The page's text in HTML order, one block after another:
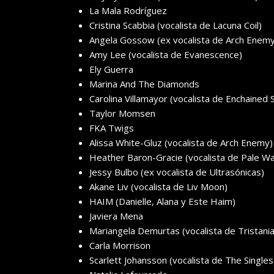
La Mala Rodríguez
Cristina Scabbia (vocalista de Lacuna Coil)
Angela Gossow (ex vocalista de Arch
Amy Lee (vocalista de Evanescence)
Ely Guerra
Marina And The Diamonds
Carolina Villamayor (vocalista de Enchained
Taylor Momsen
FKA Twigs
Alissa White-Gluz (vocalista de Arch Enemy)
Heather Baron-Gracie (vocalista de Pale
Jessy Bulbo (ex vocalista de Ultrasónicas)
Akane Liv (vocalista de Liv Moon)
HAIM (Danielle, Alana y Este Haim)
Javiera Mena
Mariangela Demurtas (vocalista de
Carla Morrison
Scarlett Johansson (vocalista de The